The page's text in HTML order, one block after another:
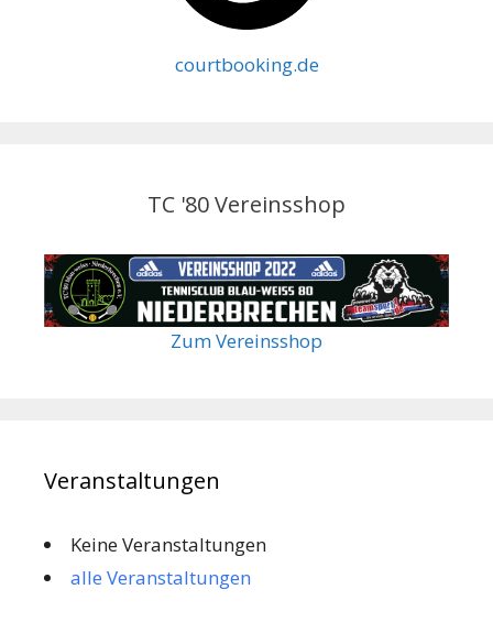
courtbooking.de
TC '80 Vereinsshop
Zum Vereinsshop
Veranstaltungen
Keine Veranstaltungen
alle Veranstaltungen